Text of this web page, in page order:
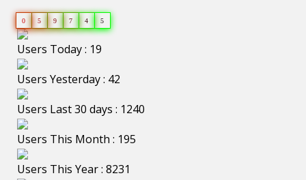
0 5 9 7 4 5
Users Today : 19
Users Yesterday : 42
Users Last 30 days : 1240
Users This Month : 195
Users This Year : 8231